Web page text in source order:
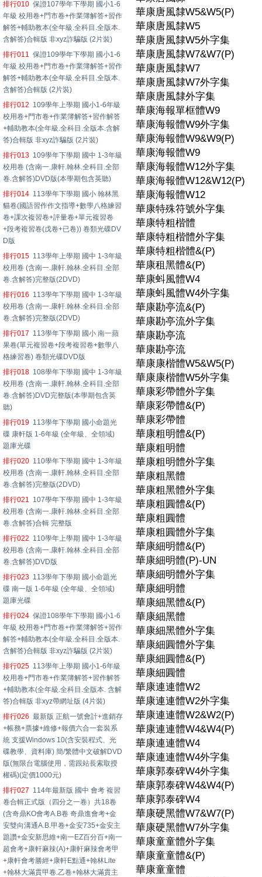
排行010 保證107學年下學期 國小1-6
年級 校用卷+門市卷+作業簿解答+習作
解答+輔助教本(全年級.全科目.全版本.
含解答)合輯版 非xyz詐騙版 (2片裝)
排行011 保證109學年下學期 國小1-6
年級 校用卷+門市卷+作業簿解答+習作
解答+輔助教本(全年級.全科目.全版本.
含解答)合輯版 (2片裝)
排行012 109學年上學期 國小1-6年級
校用卷+門市卷+作業簿解答+習作解答
+輔助教本(全年級.全科目.全版本.含解
答)合輯版 非xyz詐騙版 (2片裝)
排行013 109學年下學期 國中 1-3年級
校用卷 (含南一.康軒.翰林.全科目.全部
卷.含解答)DVD版(本學期包含英聽)
排行014 113學年下學期 國小 翰林黑
貓卷(國語習作作文指導+數學八格練習
卷+課次複習卷+評量卷+單元複習卷
+段考複習卷(戊卷+已卷)) 卷類光碟DV
D版
排行015 113學年上學期 國中 1-3年級
校用卷 (含南一.康軒.翰林.全科目.全部
卷.含解答)完整版(2DVD)
排行016 113學年下學期 國中 1-3年級
校用卷 (含南一.康軒.翰林.全科目.全部
卷.含解答)完整版(2DVD)
排行017 113學年下學期 國小 南一蘋
果卷(單元複習卷+段考複習卷+數學八
格練習卷) 卷類光碟DVD版
排行018 108學年下學期 國中 1-3年級
校用卷 (含南一.康軒.翰林.全科目.全部
卷.含解答)DVD完整版(本學期包含英
聽)
排行019 113學年下學期 國小命題光
碟 康軒版 1-6年級 (全年級、全領域)
題庫光碟
排行020 110學年下學期 國中 1-3年級
校用卷 (含南一.康軒.翰林.全科目.全部
卷.含解答)完整版(2DVD)
排行021 107學年下學期 國中 1-3年級
校用卷 (含南一.康軒.翰林.全科目.全部
卷.含解答)合輯 完整版
排行022 110學年上學期 國中 1-3年級
校用卷 (含南一.康軒.翰林.全科目.全部
卷.含解答)DVD版
排行023 113學年下學期 國小命題光
碟 南一版 1-6年級 (全年級、全領域)
題庫光碟
排行024 保證108學年下學期 國小1-6
年級 校用卷+門市卷+作業簿解答+習作
解答+輔助教本(全年級.全科目.全版本.
含解答)合輯版 非xyz詐騙版 (2片裝)
排行025 113學年上學期 國小1-6年級
校用卷+門市卷+作業簿解答+習作解答
+輔助教本(全年級.全科目.全版本. 含解
答)合輯版 非xyz帶網址版 (4片裝)
排行026 最新版 正航一號會計+進銷存
+帳務+票據+維修+報價六合一套裝系
統 支援Windows 10(含安裝程式、光
碟教學、資料庫) 簡/繁體中文破解DVD
版(無限台電腦使用，需跟站長索取授
權碼)(定價1000元)
排行027 114年最新版 國中 會考 複習
卷合輯正式版（四分之一卷）共18卷
(含奇鼎KO會考A.B卷 奇鼎進會考+金
安雙向溝通A.B.甲卷+金安735+金安主
題讚+金安新思維+南一EZ百分百+南一
超會考+康軒麻辣(A)+康軒麻辣會考甲
+康軒會考勝經+康軒E點通+翰林Lite
+翰林大滿貫甲卷.乙卷+翰林大滿貫主
華康唐風隸W5&W5(P)
華康唐風隸W5
華康唐風隸W5外字集
華康唐風隸W7&W7(P)
華康唐風隸W7
華康唐風隸W7外字集
華康唐風隸外字集
華康海報單框體W9
華康海報體W9外字集
華康海報體W9&W9(P)
華康海報體W9
華康海報體W12外字集
華康海報體W12&W12(P)
華康海報體W12
華康特殊符號外字集
華康特粗楷體
華康特粗楷體外字集
華康特粗楷體&(P)
華康租黑體&(P)
華康蚪風體W4
華康蚪風體W4外字集
華康勘亭流&(P)
華康勘亭流外字集
華康勘亭流
華康勘亭流
華康康楷體W5&W5(P)
華康康楷體W5外字集
華康彩帶體外字集
華康彩帶體&(P)
華康彩帶體
華康粗明體&(P)
華康粗明體
華康粗明體外字集
華康粗黑體
華康粗黑體外字集
華康粗圓體&(P)
華康粗圓體
華康粗圓體外字集
華康細明體&(P)
華康細明體(P)-UN
華康細明體外字集
華康細明體
華康細黑體&(P)
華康細黑體
華康細黑體外字集
華康細圓體外字集
華康細圓體&(P)
華康細圓體
華康連連體W2
華康連連體W2外字集
華康連連體W2&W2(P)
華康連連體W4&W4(P)
華康連連體W4
華康連連體W4外字集
華康郭泰碑W4外字集
華康郭泰碑W4&W4(P)
華康郭泰碑W4
華康硬黑體W7&W7(P)
華康硬黑體W7外字集
華康童童體外字集
華康童童體&(P)
華康童童體